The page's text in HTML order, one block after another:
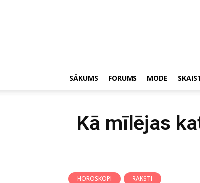
SĀKUMS FORUMS MODE
Kā mīlējas
HOROSKOPI RAKSTI